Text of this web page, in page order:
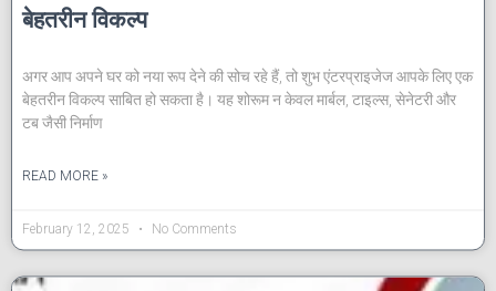
बेहतरीन विकल्प
अगर आप अपने घर को नया रूप देने की सोच रहे हैं, तो शुभ एंटरप्राइजेज आपके लिए एक
बेहतरीन विकल्प साबित हो सकता है। यह शोरूम न केवल मार्बल, टाइल्स, सेनेटरी और
टब जैसी निर्माण
READ MORE »
February 12, 2025 No Comments